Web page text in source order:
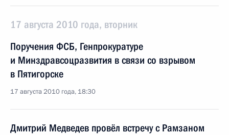
17 августа 2010 года, вторник
Поручения ФСБ, Генпрокуратуре
и Минздравсоцразвития в связи со взрывом
в Пятигорске
17 августа 2010 года, 18:30
Дмитрий Медведев провёл встречу с Рамзаном